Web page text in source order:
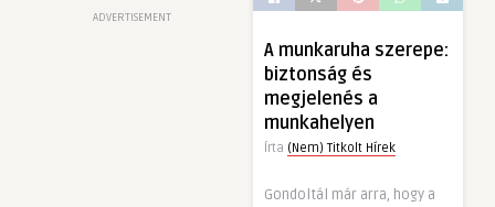
ADVERTISEMENT
A munkaruha szerepe:
biztonság és
megjelenés a
munkahelyen
Írta (Nem) Titkolt Hírek
Gondoltál már arra, hogy a